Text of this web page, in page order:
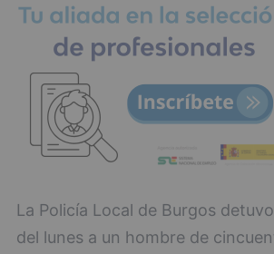
La Policía Local de Burgos
del lunes a un hombre de